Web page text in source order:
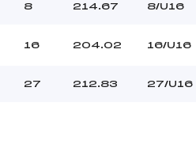
8 214.67 8/U16
16 204.02 16/U16
27 212.83 27/U16